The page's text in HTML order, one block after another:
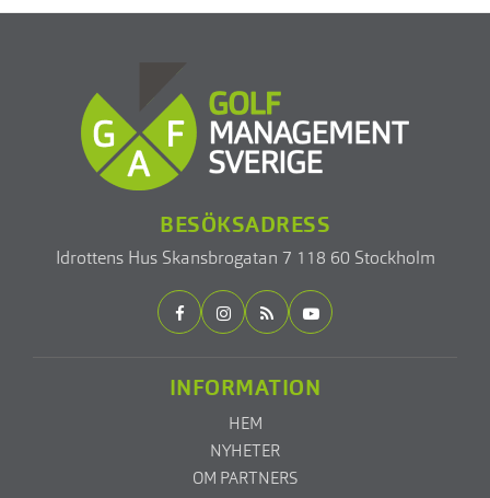
BESÖKSADRESS
Idrottens HusSkansbrogatan 7 118 60 Stockholm
INFORMATION
HEM
NYHETER
OM PARTNERS